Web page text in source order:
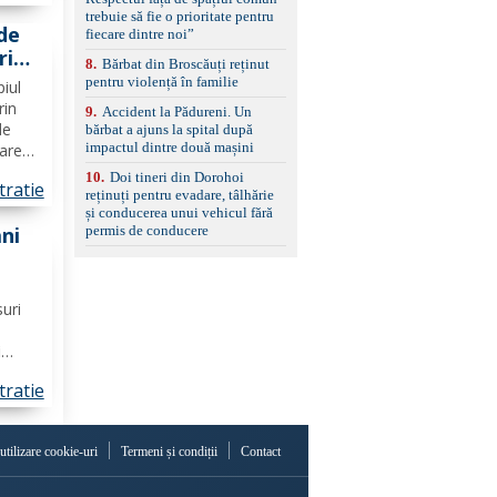
nu
cauciuc/pvc. -Se vinde
împreună cu un set de
anvelope de iarnă.
trebuie să fie o prioritate pentru
fiecare dintre noi”
8. Bărbat din Broscăuți reținut
pentru violență în familie
9. Accident la Pădureni. Un
bărbat a ajuns la spital după
impactul dintre două mașini
10. Doi tineri din Dorohoi
reținuți pentru evadare, tâlhărie
și conducerea unui vehicul fără
permis de conducere
cookie-uri Termeni și condiții Contact